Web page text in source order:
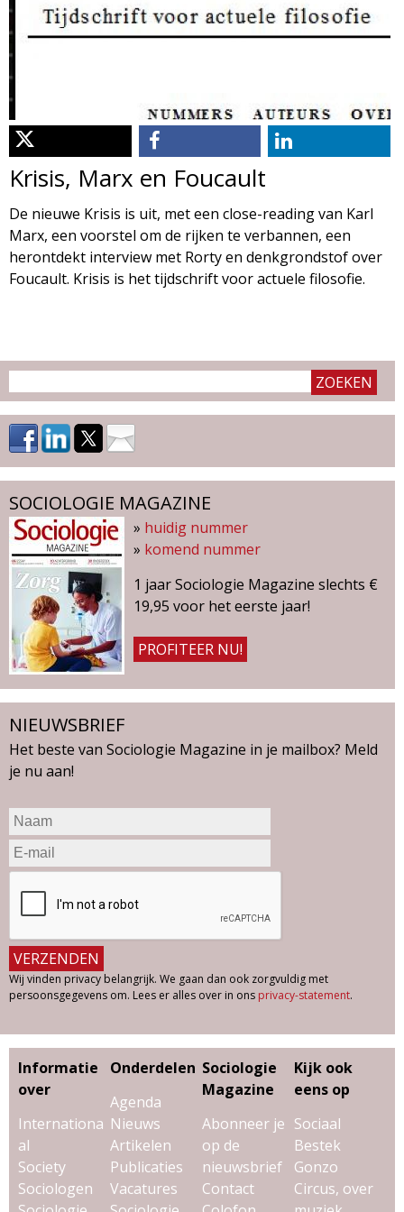
i
o
l
o
g
i
e
a
g
a
z
i
n
e
d
m
e
n
u
Krisis, Marx en Foucault
De nieuwe Krisis is uit, met een close-reading van Karl
Marx, een voorstel om de rijken te verbannen, een
herontdekt interview met Rorty en denkgrondstof over
Foucault. Krisis is het tijdschrift voor actuele filosofie.
SOCIOLOGIE MAGAZINE
» huidig nummer
» komend nummer
1 jaar Sociologie Magazine slechts €
19,95 voor het eerste jaar!
PROFITEER NU!
NIEUWSBRIEF
Het beste van Sociologie Magazine in je mailbox? Meld
je nu aan!
Wij vinden privacy belangrijk. We gaan dan ook zorgvuldig met
persoonsgegevens om. Lees er alles over in ons privacy-statement.
Informatie
over
Internationa
al
Society
Sociologen
Onderdelen
Agenda
Nieuws
Artikelen
Publicaties
Vacatures
Sociologie
Magazine
Abonneer je
op de
nieuwsbrief
Contact
Kijk ook
eens op
Sociaal
Bestek
Gonzo
Circus, over